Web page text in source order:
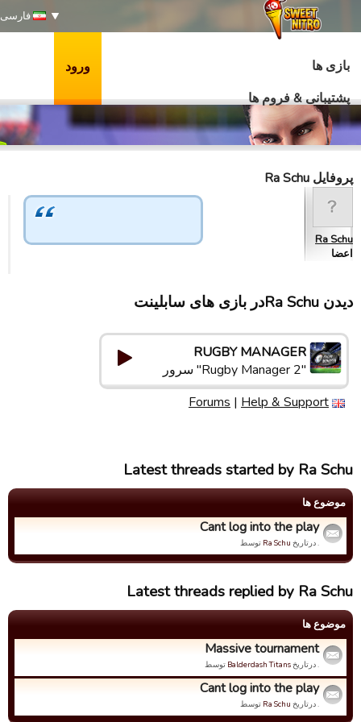
فارسی
بازی ها
پشتیبانی & فروم ها
ورود
پروفایل Ra Schu
Ra Schu
اعضا
دیدن Ra Schuدر بازی های سابلینت
RUGBY MANAGER
"Rugby Manager 2" سرور
Forums | Help & Support
Latest threads started by Ra Schu
موضوع ها
Cant log into the play
. درتاریخ Ra Schu توسط
Latest threads replied by Ra Schu
موضوع ها
Massive tournament
. درتاریخBalderdash Titans توسط
Cant log into the play
. درتاریخ Ra Schu توسط